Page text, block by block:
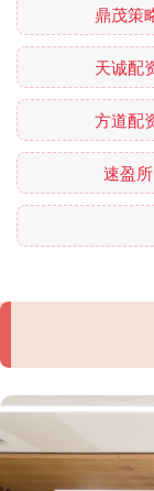
鼎茂策
天诚配
方道配
速盈所